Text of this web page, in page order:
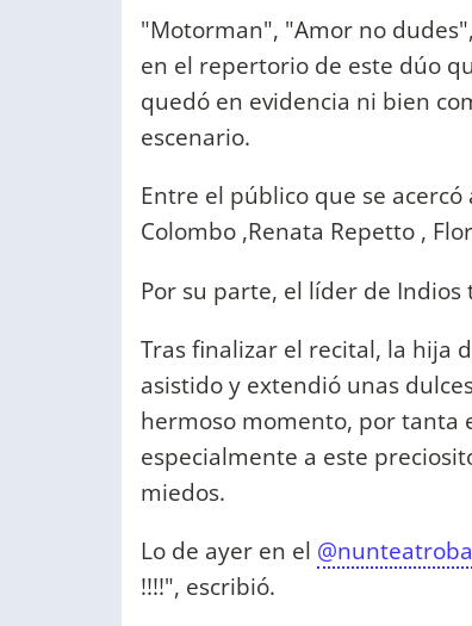
"Motorman", "Amor no
en el repertorio de este dúo
quedó en evidencia ni bien
escenario.
Entre el público que se
Colombo ,Renata Repetto ,
Por su parte, el líder de
Tras finalizar el recital, la hija
asistido y extendió unas
hermoso momento, por tanta
especialmente a este
miedos.
Lo de ayer en el
!!!!", escribió.